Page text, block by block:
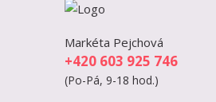
Markéta Pejchová
+420 603 925 746
(Po-Pá, 9-18 hod.)